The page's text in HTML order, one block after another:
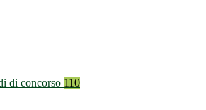
di concorso 110